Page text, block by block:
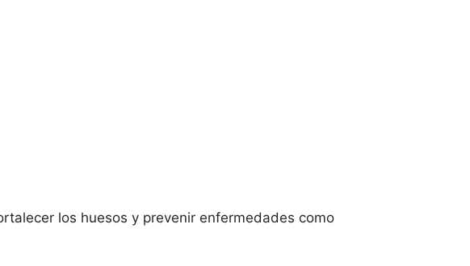
los huesos y prevenir enfermedades como